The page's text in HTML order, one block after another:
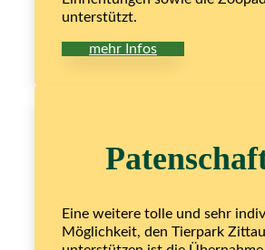
unterstützt.
mehr Infos
Eine weitere tolle und sehr
Möglichkeit, den Tierpark